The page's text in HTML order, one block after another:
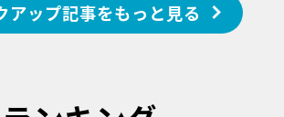
アップ記事をもっと見る